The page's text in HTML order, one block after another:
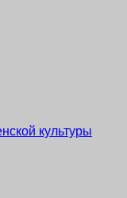
культуры